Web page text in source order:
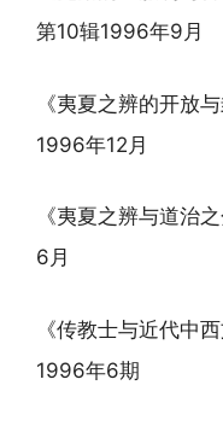
第10辑1996年9月
《夷夏之辨的开放
1996年12月
《夷夏之辨与道治
6月
《传教士与近代中
1996年6期